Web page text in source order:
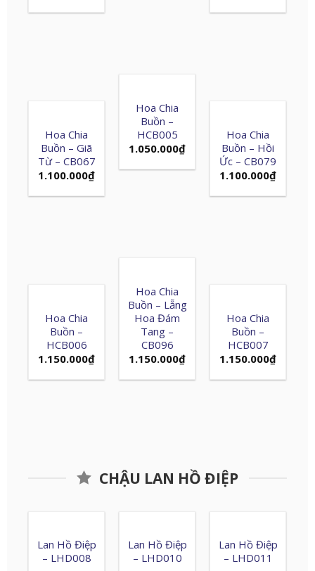
Hoa Chia
Buồn –
HCB005
1.050.000₫
Hoa Chia
Buồn – Giã
Từ – CB067
1.100.000₫
Hoa Chia
Buồn – Hồi
Ức – CB079
1.100.000₫
Hoa Chia
Buồn – Lẵng
Hoa Đám
Tang –
CB096
1.150.000₫
Hoa Chia
Buồn –
HCB006
1.150.000₫
Hoa Chia
Buồn –
HCB007
1.150.000₫
CHẬU LAN HỒ ĐIỆP
Lan Hồ Điệp
– LHD008
Lan Hồ Điệp
– LHD010
Lan Hồ Điệp
– LHD011